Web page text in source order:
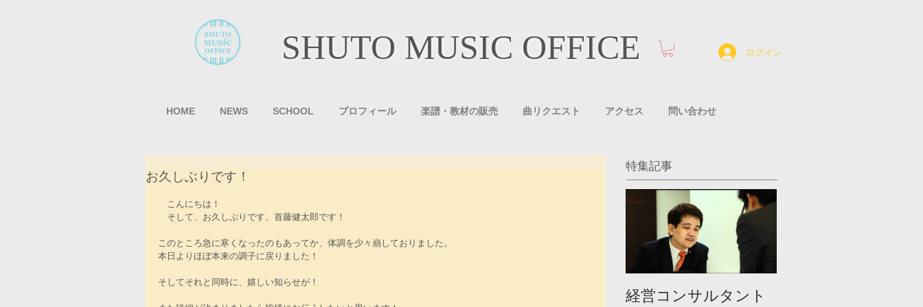
SHUTO MUSIC OFFICE ログイン
HOME NEWS SCHOOL プロフィール 楽譜・教材の販売 曲リクエスト アクセス 問い合わせ
お久しぶりです！
こんにちは！
そして、お久しぶりです、首藤健太郎です！
このところ急に寒くなったのもあってか、体調を少々崩しておりました。
本日よりほぼ本来の調子に戻りました！
そしてそれと同時に、嬉しい知らせが！
特集記事
経営コンサルタント